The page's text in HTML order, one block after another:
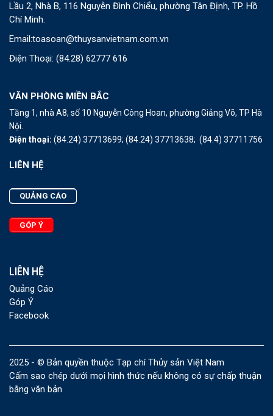
Lầu 2, Nhà B, 116 Nguyễn Đình Chiểu, phường Tân Định, TP. Hồ
Chí Minh.
Email:toasoan@thuysanvietnam.com.vn
Điện Thoại: (84.28) 62777 616
VĂN PHÒNG MIỀN BẮC
Tầng 1, nhà A8, số 10 Nguyễn Công Hoan, phường Giảng Võ, TP Hà
Nội.
Điện thoại: (84.24) 37713699; (84.24) 37713638; (84.4) 37711756
LIÊN HỆ
QUẢNG CÁO
GÓP Ý
LIÊN HỆ
Quảng Cáo
Góp Ý
Facebook
2025 - © Bản quyền thuộc Tạp chí Thủy sản Việt Nam
Cấm sao chép dưới mọi hình thức nếu không có sự chấp thuận
bằng văn bản